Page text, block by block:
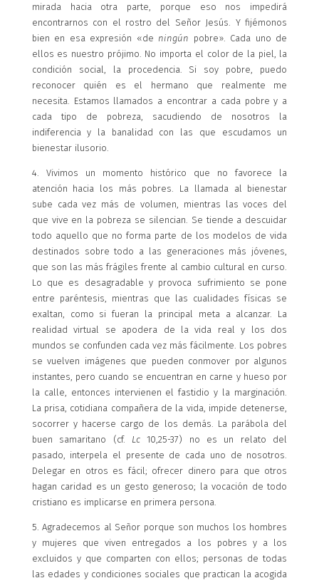
mirada hacia otra parte, porque eso nos impedirá
encontrarnos con el rostro del Señor Jesús. Y fijémonos
bien en esa expresión «de ningún pobre». Cada uno de
ellos es nuestro prójimo. No importa el color de la piel, la
condición social, la procedencia. Si soy pobre, puedo
reconocer quién es el hermano que realmente me
necesita. Estamos llamados a encontrar a cada pobre y a
cada tipo de pobreza, sacudiendo de nosotros la
indiferencia y la banalidad con las que escudamos un
bienestar ilusorio.
4. Vivimos un momento histórico que no favorece la
atención hacia los más pobres. La llamada al bienestar
sube cada vez más de volumen, mientras las voces del
que vive en la pobreza se silencian. Se tiende a descuidar
todo aquello que no forma parte de los modelos de vida
destinados sobre todo a las generaciones más jóvenes,
que son las más frágiles frente al cambio cultural en curso.
Lo que es desagradable y provoca sufrimiento se pone
entre paréntesis, mientras que las cualidades físicas se
exaltan, como si fueran la principal meta a alcanzar. La
realidad virtual se apodera de la vida real y los dos
mundos se confunden cada vez más fácilmente. Los pobres
se vuelven imágenes que pueden conmover por algunos
instantes, pero cuando se encuentran en carne y hueso por
la calle, entonces intervienen el fastidio y la marginación.
La prisa, cotidiana compañera de la vida, impide detenerse,
socorrer y hacerse cargo de los demás. La parábola del
buen samaritano (cf.
Lc
10,25-37) no es un relato del
pasado, interpela el presente de cada uno de nosotros.
Delegar en otros es fácil; ofrecer dinero para que otros
hagan caridad es un gesto generoso; la vocación de todo
cristiano es implicarse en primera persona.
5. Agradecemos al Señor porque son muchos los hombres
y mujeres que viven entregados a los pobres y a los
excluidos y que comparten con ellos; personas de todas
las edades y condiciones sociales que practican la acogida